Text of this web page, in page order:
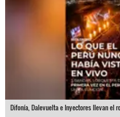
Difonía, Dalevuelta e Inyectores llevan el